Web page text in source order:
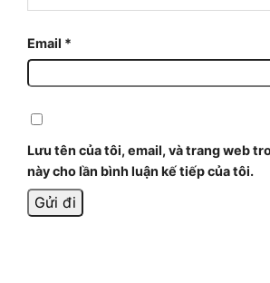
Email *
Lưu tên của tôi, email, và trang web
này cho lần bình luận kế tiếp của tôi.